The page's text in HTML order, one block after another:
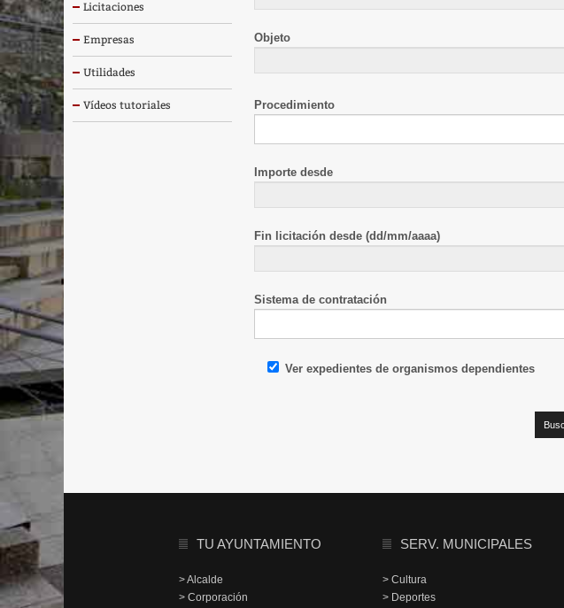
Licitaciones
Empresas
Utilidades
Vídeos tutoriales
Objeto
Procedimiento
Importe desde
Fin licitación desde (dd/mm/aaaa)
Sistema de contratación
Ver expedientes de organismos dependientes
TU AYUNTAMIENTO
> Alcalde
> Corporación
SERV. MUNICIPALES
> Cultura
> Deportes